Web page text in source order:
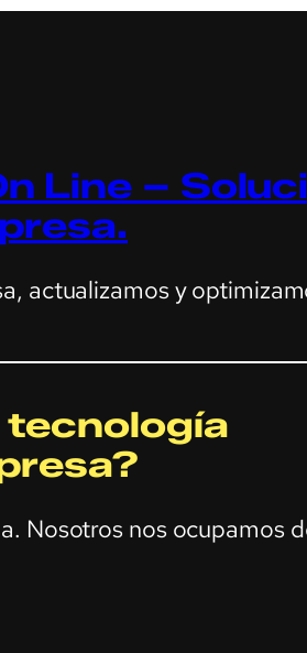
Line –
actualizamos y
tecnología
Nosotros nos ocupamos